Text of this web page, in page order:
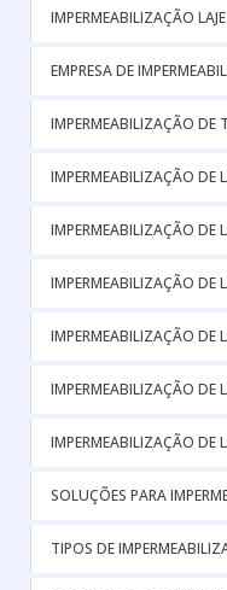
IMPERMEABILIZAÇÃO
EMPRESA DE
IMPERMEABILIZAÇÃO
IMPERMEABILIZAÇÃO DE
IMPERMEABILIZAÇÃO DE
IMPERMEABILIZAÇÃO DE
IMPERMEABILIZAÇÃO DE
IMPERMEABILIZAÇÃO DE
IMPERMEABILIZAÇÃO DE
SOLUÇÕES PARA
TIPOS DE